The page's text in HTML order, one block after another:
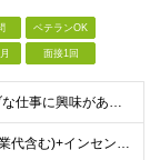
ベテランOK
面接1回
応募理由は「クリエイティブな仕事に興味がある」でOK！ #学歴不問 #未経験OK ★1つでも当てはまれば、マッチング率高め★ □ SNSやYouTubeに興味がある方 □ アイデアを考えることが好き
月給28万円～35万円(固定残業代含む)+インセンティブ＋各種手当 ※経験・能力等を考慮の上、決定します。 ※残業はほとんどありませんが、発生した場合は時間外手当を100％支給します。 【固定残業